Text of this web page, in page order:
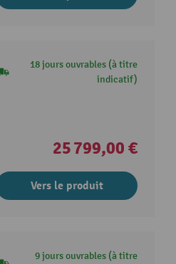
18 jours ouvrables (à titre
indicatif)
25 799,00 €
Vers le produit
9 jours ouvrables (à titre